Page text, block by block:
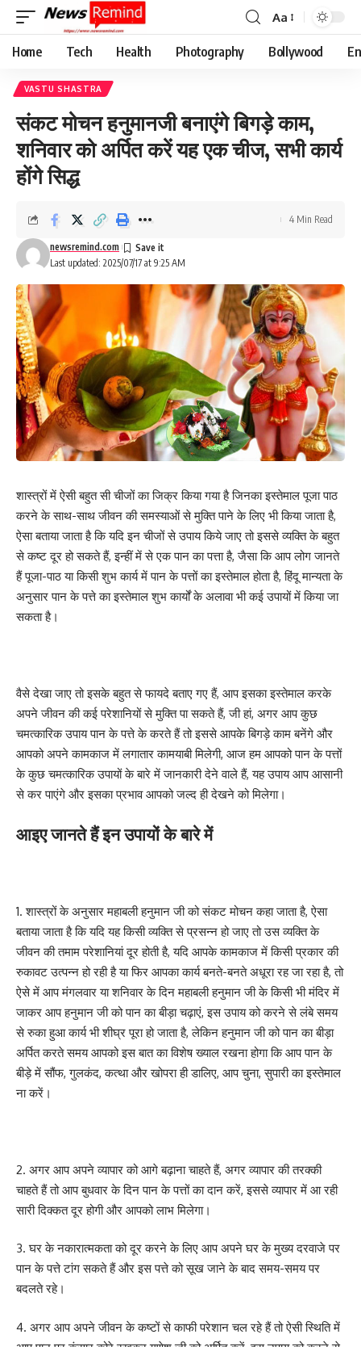
Font
Resizer
Aa
Home Tech Health Photography Bollywood
VASTU SHASTRA
संकट मोचन हनुमानजी बनाएंगे बिगड़े काम,
शनिवार को अर्पित करें यह एक चीज, सभी कार्य
होंगे सिद्ध
Last updated: 2025/07/17 at 9:25 AM
newsremind.com
4 Min Read
शास्त्रों में ऐसी बहुत सी चीजों का जिक्र किया गया है जिनका इस्तेमाल पूजा पाठ
करने के साथ-साथ जीवन की समस्याओं से मुक्ति पाने के लिए भी किया जाता है,
ऐसा बताया जाता है कि यदि इन चीजों से उपाय किये जाए तो इससे व्यक्ति के बहुत
से कष्ट दूर हो सकते हैं, इन्हीं में से एक पान का पत्ता है, जैसा कि आप लोग जानते
हैं पूजा-पाठ या किसी शुभ कार्य में पान के पत्तों का इस्तेमाल होता है, हिंदू मान्यता के
अनुसार पान के पत्ते का इस्तेमाल शुभ कार्यों के अलावा भी कई उपायों में किया जा
सकता है।
वैसे देखा जाए तो इसके बहुत से फायदे बताए गए हैं, आप इसका इस्तेमाल करके
अपने जीवन की कई परेशानियों से मुक्ति पा सकते हैं, जी हां, अगर आप कुछ
चमत्कारिक उपाय पान के पत्ते के करते हैं तो इससे आपके बिगड़े काम बनेंगे और
आपको अपने कामकाज में लगातार कामयाबी मिलेगी, आज हम आपको पान के पत्तों
के कुछ चमत्कारिक उपायों के बारे में जानकारी देने वाले हैं, यह उपाय आप आसानी
से कर पाएंगे और इसका प्रभाव आपको जल्द ही देखने को मिलेगा।
आइए जानते हैं इन उपायों के बारे में
1. शास्त्रों के अनुसार महाबली हनुमान जी को संकट मोचन कहा जाता है, ऐसा
बताया जाता है कि यदि यह किसी व्यक्ति से प्रसन्न हो जाए तो उस व्यक्ति के
जीवन की तमाम परेशानियां दूर होती है, यदि आपके कामकाज में किसी प्रकार की
रुकावट उत्पन्न हो रही है या फिर आपका कार्य बनते-बनते अधूरा रह जा रहा है, तो
ऐसे में आप मंगलवार या शनिवार के दिन महाबली हनुमान जी के किसी भी मंदिर में
जाकर आप हनुमान जी को पान का बीड़ा चढ़ाएं, इस उपाय को करने से लंबे समय
से रुका हुआ कार्य भी शीघ्र पूरा हो जाता है, लेकिन हनुमान जी को पान का बीड़ा
अर्पित करते समय आपको इस बात का विशेष ख्याल रखना होगा कि आप पान के
बीड़े में सौंफ, गुलकंद, कत्था और खोपरा ही डालिए, आप चुना, सुपारी का इस्तेमाल
ना करें।
2. अगर आप अपने व्यापार को आगे बढ़ाना चाहते हैं, अगर व्यापार की तरक्की
चाहते हैं तो आप बुधवार के दिन पान के पत्तों का दान करें, इससे व्यापार में आ रही
सारी दिक्कत दूर होगी और आपको लाभ मिलेगा।
3. घर के नकारात्मकता को दूर करने के लिए आप अपने घर के मुख्य दरवाजे पर
पान के पत्ते टांग सकते हैं और इस पत्ते को सूख जाने के बाद समय-समय पर
बदलते रहे।
4. अगर आप अपने जीवन के कष्टों से काफी परेशान चल रहे हैं तो ऐसी स्थिति में